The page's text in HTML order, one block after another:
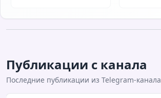
Публикации с канала
Последние публикации из Telegram-канала